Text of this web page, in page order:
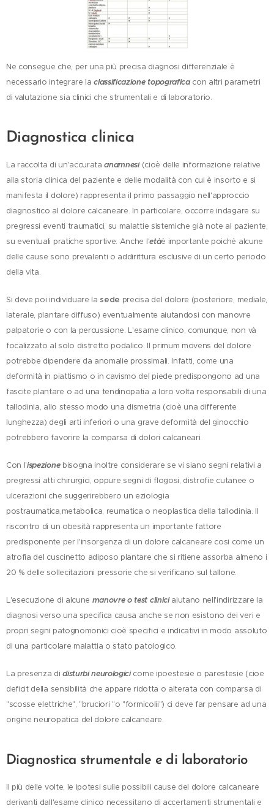
Ne consegue che, per una più precisa diagnosi differenziale è
necessario integrare laclassificazione topograficacon altri parametri
di valutazione sia clinici che strumentali e di laboratorio.
Diagnostica clinica
La raccolta di un'accurataanamnesi (cioè delle informazione relative
alla storia clinica del paziente e delle modalità con cui è insorto e si
manifesta il dolore) rappresenta il primo passaggio nell'approccio
diagnostico al dolore calcaneare. In particolare, occorre indagare su
pregressi eventi traumatici, su malattie sistemiche già note al paziente,
su eventuali pratiche sportive. Anche l'etàè importante poiché alcune
delle cause sono prevalenti o addirittura esclusive di un certo periodo
della vita.
Si deve poi individuare la sede precisa del dolore (posteriore, mediale,
laterale, plantare diffuso) eventualmente aiutandosi con manovre
palpatorie o con la percussione. L'esame clinico, comunque, non và
focalizzato al solo distretto podalico. Il primum movens del dolore
potrebbe dipendere da anomalie prossimali. Infatti, come una
deformità in piattismo o in cavismo del piede predispongono ad una
fascite plantare o ad una tendinopatia a loro volta responsabili di una
tallodinia, allo stesso modo una dismetria (cioè una differente
lunghezza) degli arti inferiori o una grave deformità del ginocchio
potrebbero favorire la comparsa di dolori calcaneari.
Con l'ispezione bisogna inoltre considerare se vi siano segni relativi a
pregressi atti chirurgici, oppure segni di flogosi, distrofie cutanee o
ulcerazioni che suggerirebbero un eziologia
postraumatica,metabolica, reumatica o neoplastica della tallodinia. Il
riscontro di un obesità rappresenta un importante fattore
predisponente per l'insorgenza di un dolore calcaneare cosi come un
atrofia del cuscinetto adiposo plantare che si ritiene assorba almeno i
20 % delle sollecitazioni pressorie che si verificano sul tallone.
L'esecuzione di alcune manovre o test cliniciaiutano nell'indirizzare la
diagnosi verso una specifica causa anche se non esistono dei veri e
propri segni patognomonici cioè specifici e indicativi in modo assoluto
di una particolare malattia o stato patologico.
La presenza didisturbi neurologicicome ipoestesie o parestesie (cioe
deficit della sensibilità che appare ridotta o alterata con comparsa di
"scosse elettriche", "bruciori "o "formicolii") ci deve far pensare ad una
origine neuropatica del dolore calcaneare.
Diagnostica strumentale e di laboratorio
Il più delle volte, le ipotesi sulle possibili cause del dolore calcaneare
derivanti dall'esame clinico necessitano di accertamenti strumentali e